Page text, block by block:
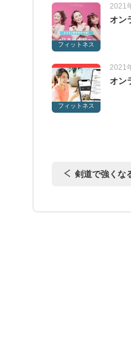
フィットネス
2021
オン
フィットネス
2021
オン
剣道で強くな